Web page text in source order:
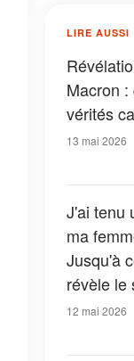
LIRE AUSSI
Macron
vérités
13 mai 2026
J'ai tenu
ma
Jusqu'à
révèle le
emporté
12 mai 2026